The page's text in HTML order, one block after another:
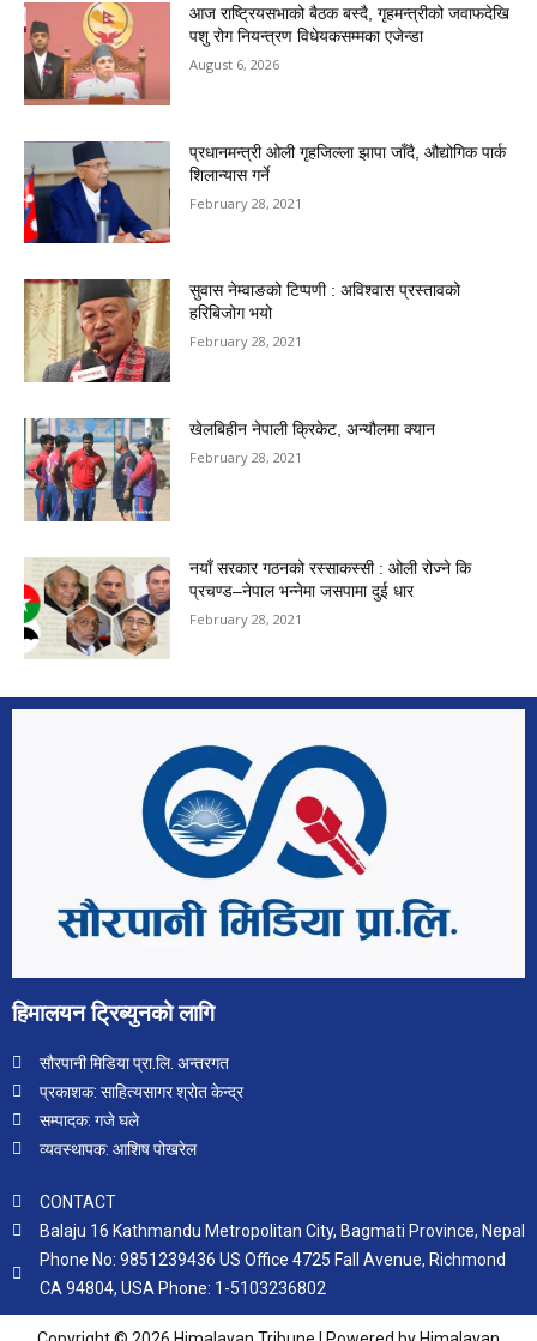
आज राष्ट्रियसभाको बैठक बस्दै, गृहमन्त्रीको जवाफदेखि
पशु रोग नियन्त्रण विधेयकसम्मका एजेन्डा
August 6, 2026
प्रधानमन्त्री ओली गृहजिल्ला झापा जाँदै, औद्योगिक पार्क
शिलान्यास गर्ने
February 28, 2021
सुवास नेम्वाङको टिप्पणी : अविश्वास प्रस्तावको
हरिबिजोग भयो
February 28, 2021
खेलबिहीन नेपाली क्रिकेट, अन्यौलमा क्यान
February 28, 2021
नयाँ सरकार गठनको रस्साकस्सी : ओली रोज्ने कि
प्रचण्ड–नेपाल भन्नेमा जसपामा दुई धार
February 28, 2021
हिमालयन ट्रिब्युनको लागि
सौरपानी मिडिया प्रा.लि. अन्तरगत
प्रकाशक: साहित्यसागर श्रोत केन्द्र
सम्पादक: गजे घले
व्यवस्थापक: आशिष पोखरेल
CONTACT
Balaju 16 Kathmandu Metropolitan City, Bagmati Province, Nepal
Phone No: 9851239436 US Office 4725 Fall Avenue, Richmond
CA 94804, USA Phone: 1-5103236802